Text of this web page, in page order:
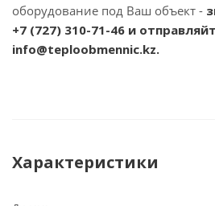
оборудование под Ваш объект -
+7 (727) 310-71-46 и
info@teploobmennic.kz.
Характеристики